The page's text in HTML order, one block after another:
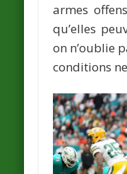
armes
qu’elles
on n’oublie
conditions